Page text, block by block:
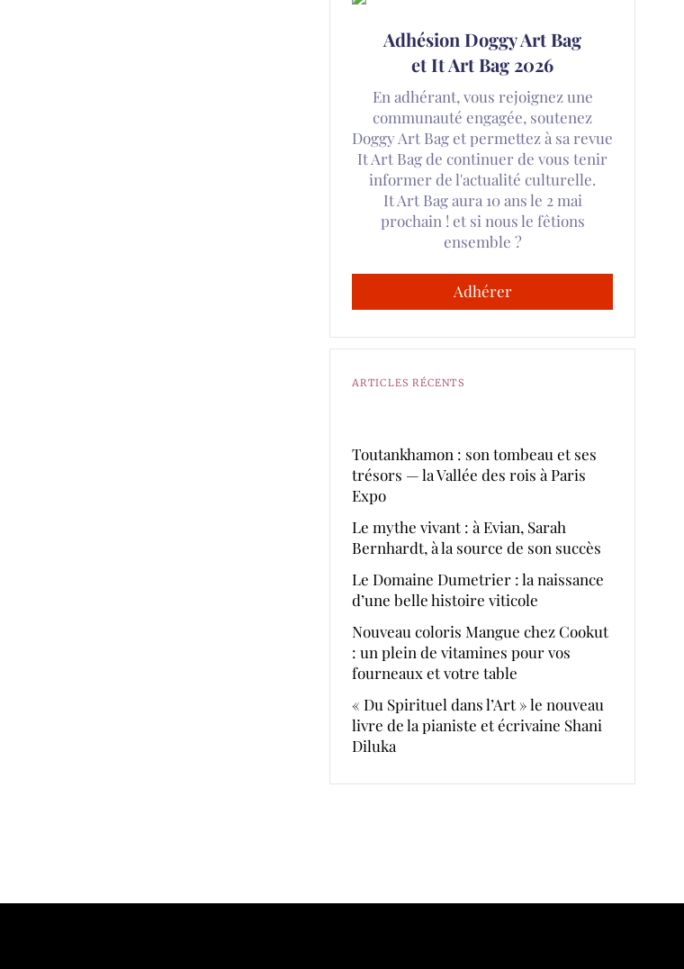
Adhésion Doggy Art Bag
et It Art Bag 2026
En adhérant, vous rejoignez une
communauté engagée, soutenez
Doggy Art Bag et permettez à sa revue
It Art Bag de continuer de vous tenir
informer de l'actualité culturelle.
It Art Bag aura 10 ans le 2 mai
prochain ! et si nous le fêtions
ensemble ?
Adhérer
ARTICLES RÉCENTS
Toutankhamon : son tombeau et ses
trésors — la Vallée des rois à Paris
Expo
Le mythe vivant : à Evian, Sarah
Bernhardt, à la source de son succès
Le Domaine Dumetrier : la naissance
d’une belle histoire viticole
Nouveau coloris Mangue chez Cookut
: un plein de vitamines pour vos
fourneaux et votre table
« Du Spirituel dans l’Art » le nouveau
livre de la pianiste et écrivaine Shani
Diluka